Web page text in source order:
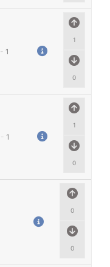
1
0
- 1
1
0
- 1
0
0